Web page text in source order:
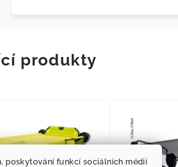
poskytování funkcí sociálních médií
produkty